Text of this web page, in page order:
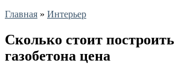
Главная » Интерьер
Сколько стоит
газобетона цена